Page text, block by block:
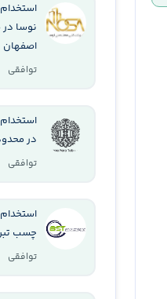
نوسا در
اصفهان
توافقی
در
توافقی
چسب
توافقی